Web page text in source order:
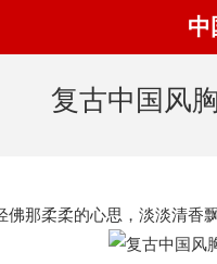
中
复古中国风
柔柔的心思，淡淡清香